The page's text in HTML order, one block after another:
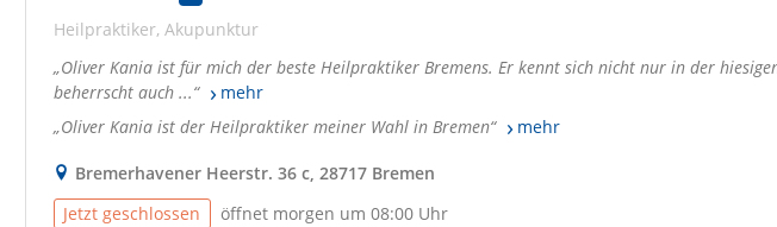
Online-Seminare / Webinare
Shop: digitale Kurspakete / Downloads
Raucherentwöhnung
Qigong & Meditation Energiearbeit / Chakraarbeit Innere-Kind-Heilung
Heilpraktiker Akupunktur
Oliver Kania ist für mich der beste Heilpraktiker Bremens. Er kennt sich nicht nur in der
beherrscht auch ...
mehr
Oliver Kania ist der Heilpraktiker meiner Wahl in Bremen
mehr
Bremerhavener Heerstr. 36 c, 28717 Bremen
Jetzt geschlossen
öffnet morgen um 08:00 Uhr